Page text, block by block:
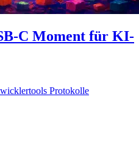
C Moment für KI-
Protokolle